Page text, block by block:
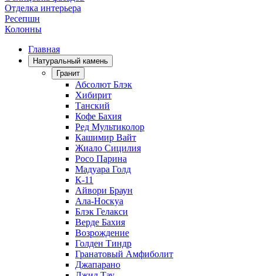
Отделка интерьера
Ресепшн
Колонны
Главная
Натуральный камень
Гранит
Абсолют Блэк
Хибирит
Танский
Кофе Бахия
Ред Мультиколор
Кашимир Вайт
Жиало Сицилия
Росо Парина
Мадуара Голд
К-11
Айвори Браун
Ала-Носкуа
Блэк Гелакси
Верде Бахия
Возрождение
Голден Тиндр
Гранатовый Амфиболит
Джапарано